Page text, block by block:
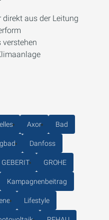
direkt aus der Leitung
verstehen
Axor Bad
Danfoss
GEBERIT GROHE
Kampagnenbeitrag
Lifestyle